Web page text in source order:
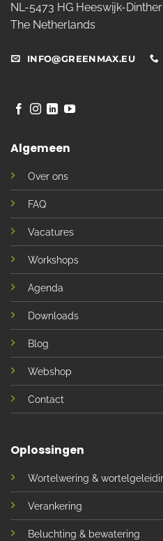
NL-5473 HG Heeswijk-Dinther
The Netherlands
INFO@GREENMAX.EU
Algemeen
Over ons
FAQ
Vacatures
Workshops
Agenda
Downloads
Blog
Webshop
Contact
Oplossingen
Wortelwering &
Verankering
Beluchting & bewatering